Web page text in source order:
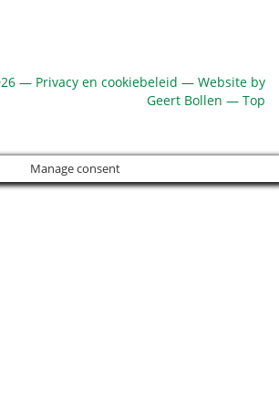
— Privacy en cookiebeleid — Website by
Geert Bollen — Top
Manage consent